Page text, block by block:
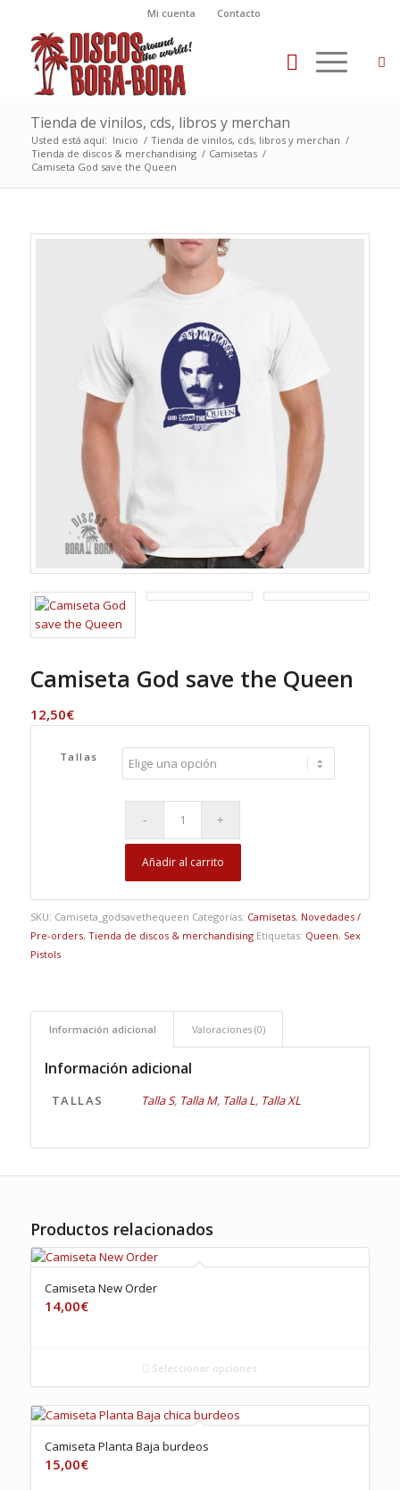
Mi cuenta Contacto
Tienda de vinilos, cds, libros y merchan
Usted está aquí: Inicio / Tienda de vinilos, cds, libros y merchan /
Tienda de discos & merchandising / Camisetas /
Camiseta God save the Queen
Camiseta God save the Queen
12,50€
Tallas
Añadir al carrito
SKU: Camiseta_godsavethequeen Categorías: Camisetas, Novedades /
Pre-orders, Tienda de discos & merchandising Etiquetas: Queen, Sex
Pistols
Información adicional Valoraciones (0)
Información adicional
TALLAS Talla S, Talla M, Talla L, Talla XL
Productos relacionados
Camiseta New Order
14,00€
Seleccionar opciones
Camiseta Planta Baja burdeos
15,00€